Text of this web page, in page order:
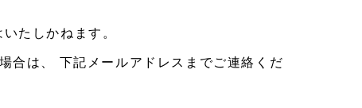
たしかねます。
合は、 下記メールアドレスまでご連絡くだ